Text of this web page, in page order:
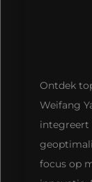
Ontdek
Weifang
integreert
focus op